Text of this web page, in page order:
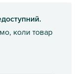
коли товар